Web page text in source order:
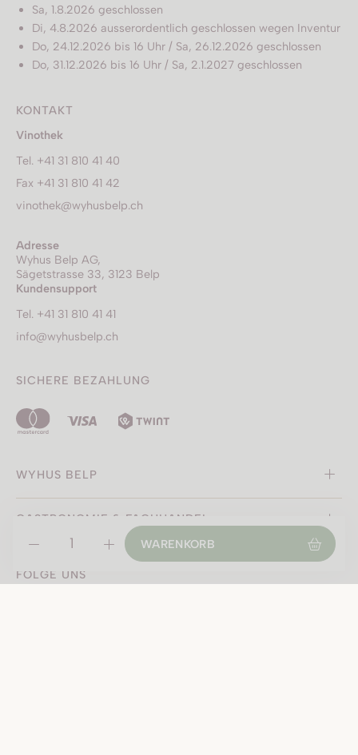
WARENKORB
Sa, 1.8.2026 geschlossen
Di, 4.8.2026 ausserordentlich geschlossen wegen Inventur
Do, 24.12.2026 bis 16 Uhr / Sa, 26.12.2026 geschlossen
Do, 31.12.2026 bis 16 Uhr / Sa, 2.1.2027 geschlossen
KONTAKT
Vinothek
Tel. +41 31 810 41 40
Fax +41 31 810 41 42
vinothek@wyhusbelp.ch
Adresse
Wyhus Belp AG,
Sägetstrasse 33, 3123 Belp
Kundensupport
Tel. +41 31 810 41 41
info@wyhusbelp.ch
SICHERE BEZAHLUNG
WYHUS BELP
GASTRONOMIE & FACHHANDEL
FOLGE UNS